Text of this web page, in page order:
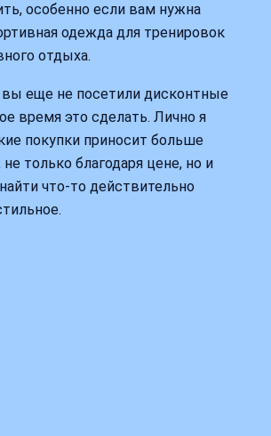
особенно если вам нужна
одежда для тренировок
отдыха.
вы еще не посетили дисконтные
время это сделать. Лично я
покупки приносит больше
только благодаря цене, но и
что-то действительно